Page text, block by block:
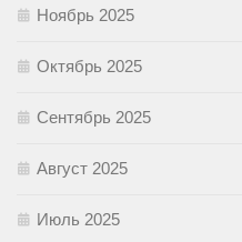
Ноябрь 2025
Октябрь 2025
Сентябрь 2025
Август 2025
Июль 2025